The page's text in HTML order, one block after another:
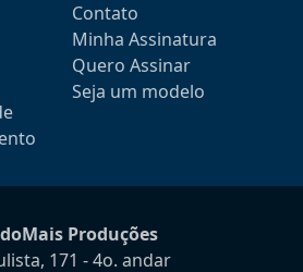
Contato
Minha Assinatura
Quero Assinar
Seja um modelo
Produções
171 - 4o. andar